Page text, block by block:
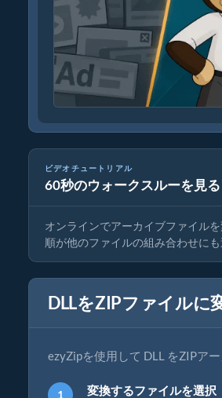
ビデオチュートリアル
60秒のウォークスルーを見る
ezyZipを使ったアーカイブファイル
オンラインでアーカイブファイル
順が他のファイルの組み合わせにも
DLLをZIPファイルに
ezyZipを使用して DLL をZIPア
変換するファイルを選択